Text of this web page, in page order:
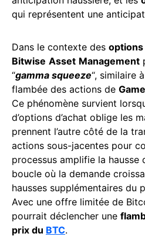
qui représentent une
Dans le contexte des options
Bitwise Asset Management
“gamma squeeze“, similaire
flambée des actions de
Ce phénomène survient
d’options d’achat oblige les
prennent l’autre côté de la
actions sous-jacentes pour
processus amplifie la hausse
boucle où la demande
hausses supplémentaires du
Avec une offre limitée de
pourrait déclencher une
prix du BTC.